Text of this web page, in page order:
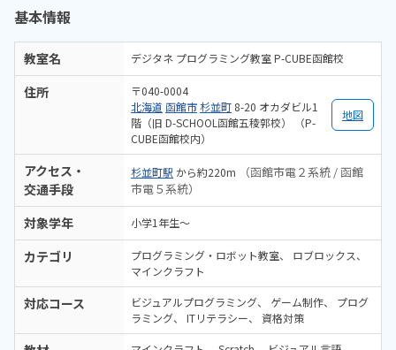
基本情報
教室名 デジタネ プログラミング教室 P-CUBE函館校
住所
〒040-0004
北海道 函館市杉並町 8-20 オカダビル1
階（旧 D-SCHOOL函館五稜郭校） （P-
CUBE函館校内）
地図
アクセス・
交通手段
杉並町駅 から約220m
（函館市電２系統 / 函館
市電５系統）
対象学年 小学1年生～
カテゴリ プログラミング・ロボット教室
ロブロックス
マインクラフト
対応コース ビジュアルプログラミング ゲーム制作
プログ
ラミング
ITリテラシー 資格対策